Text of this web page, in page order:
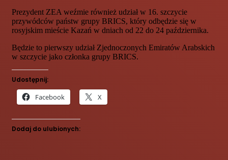
Prezydent ZEA weźmie również udział w 16. szczycie
przywódców państw grupy BRICS, który odbędzie się w
rosyjskim mieście Kazań w dniach od 22 do 24 października.
Będzie to pierwszy udział Zjednoczonych Emiratów Arabskich
w szczycie jako członka grupy BRICS.
Udostępnij:
Facebook X
Dodaj do ulubionych: